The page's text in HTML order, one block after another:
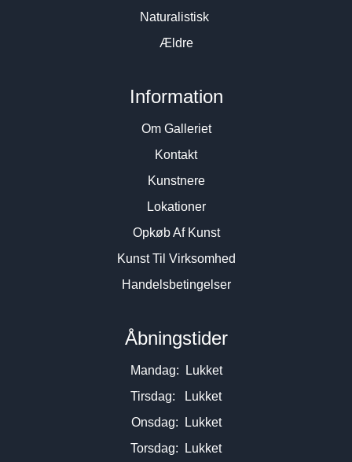
Naturalistisk
Ældre
Information
Om Galleriet
Kontakt
Kunstnere
Lokationer
Opkøb Af Kunst
Kunst Til Virksomhed
Handelsbetingelser
Åbningstider
Mandag: Lukket
Tirsdag: Lukket
Onsdag: Lukket
Torsdag: Lukket